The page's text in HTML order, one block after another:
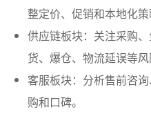
整定价、促销和本地化策
供应链板块：关注采购
货、爆仓、物流延误等风
客服板块：分析售前咨
购和口碑。